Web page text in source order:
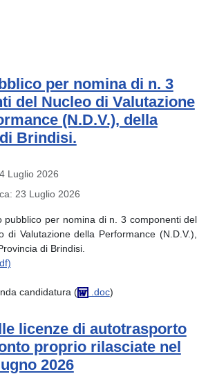
per nomina di n. 3
del Nucleo di Valutazione
(N.D.V.), della
Brindisi.
Luglio 2026
23 Luglio 2026
pubblico per nomina di n. 3 componenti del
di Valutazione della Performance (N.D.V.),
di Brindisi.
candidatura ( .doc)
licenze di autotrasporto
proprio rilasciate nel
2026